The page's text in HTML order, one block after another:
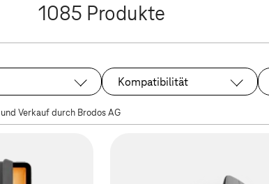
1085 Produkte
Kompatibilität
Verkauf durch Brodos AG